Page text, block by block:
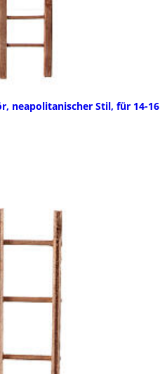
neapolitanischer Stil, für 14-